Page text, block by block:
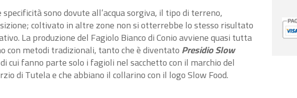
specificità sono dovute all’acqua sorgiva, il tipo di terreno,
coltivato in altre zone non si otterrebbe lo stesso risultato
La produzione del Fagiolo Bianco di Conio avviene quasi tutta
con metodi tradizionali, tanto che è diventatoPresidio Slow
cui fanno parte solo i fagioli nel sacchetto con il marchio del
di Tutela e che abbiano il collarino con il logo Slow Food.